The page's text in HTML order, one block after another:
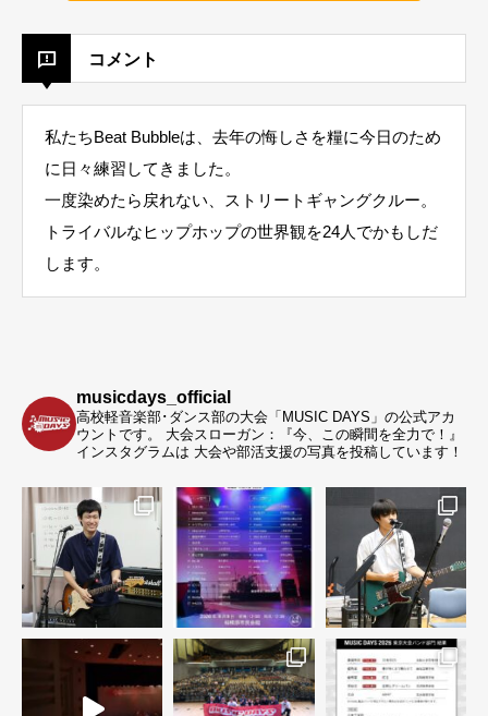
コメント
私たちBeat Bubbleは、去年の悔しさを糧に今日のため
に日々練習してきました。
一度染めたら戻れない、ストリートギャングクルー。
トライバルなヒップホップの世界観を24人でかもしだ
します。
musicdays_official
高校軽音楽部･ダンス部の大会「MUSIC DAYS」の公式アカ
ウントです。
大会スローガン：『今、この瞬間を全力で！』
インスタグラムは 大会や部活支援の写真を投稿しています！